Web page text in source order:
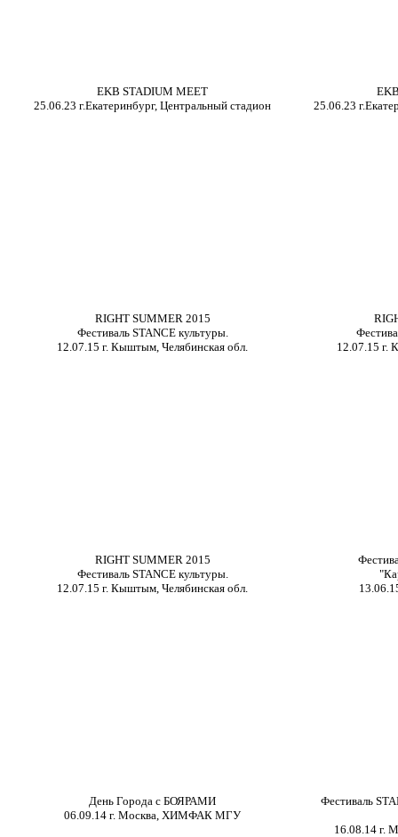
EKB STADIUM MEET
25.06.23 г.Екатеринбург, Центральный стадион
25.06.23
RIGHT SUMMER 2015
Фестиваль STANCE культуры.
12.07.15 г. Кыштым, Челябинская обл.
12.07.15 г.
RIGHT SUMMER 2015
Фестиваль STANCE культуры.
12.07.15 г. Кыштым, Челябинская обл.
День Города с БОЯРАМИ
06.09.14 г. Москва, ХИМФАК МГУ
Фестиваль
16.08.14 г.